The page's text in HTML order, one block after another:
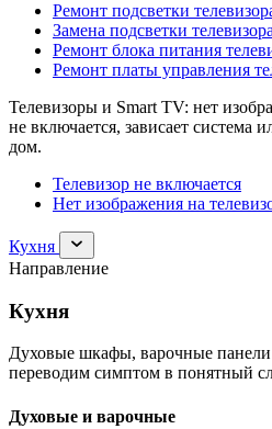
Ремонт подсветки
Замена подсветки телевизора
Ремонт блока питания
Ремонт платы управления
Телевизоры и Smart TV: нет
не включается, зависает система
дом.
Телевизор не включается
Нет изображения на
Кухня
Раскрыть
раздел
Кухня
Направление
Кухня
Духовые шкафы, варочные
переводим симптом в понятный
Духовые и варочные